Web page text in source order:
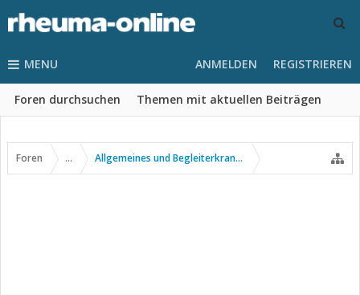
MENU
Foren durchsuchen Themen mit aktuellen Beiträgen
ANMELDEN REGISTRIEREN
Foren ... Allgemeines und Begleiterkrankungen